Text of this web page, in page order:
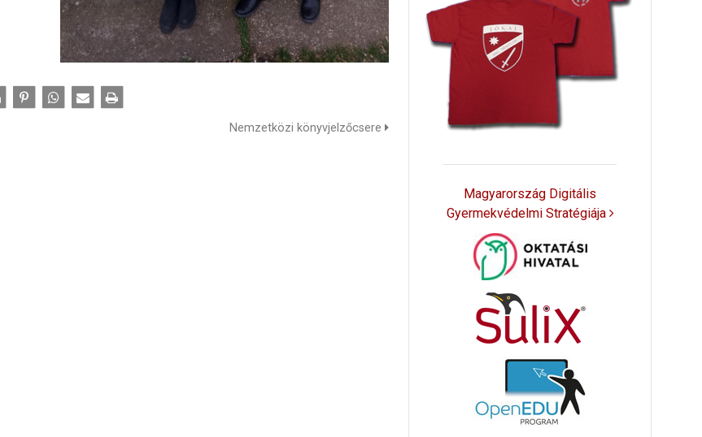
Nemzetközi könyvjelzőcsere
Magyarország Digitális
Gyermekvédelmi Stratégiája